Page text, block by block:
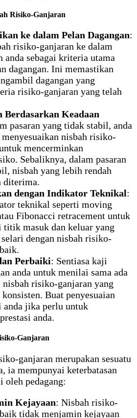
Risiko-Ganjaran
ke dalam Pelan Dagangan:
risiko-ganjaran ke dalam
anda sebagai kriteria utama
dagangan. Ini memastikan
dagangan yang
risiko-ganjaran yang telah
Berdasarkan Keadaan
pasaran yang tidak stabil, anda
nisbah risiko-
mencerminkan
Sebaliknya, dalam pasaran
nisbah yang lebih rendah
diterima.
dengan Indikator Teknikal:
teknikal seperti moving
Fibonacci retracement untuk
titik masuk dan keluar yang
dengan nisbah risiko-
Perbaiki: Sentiasa kaji
anda untuk menilai sama ada
nisbah risiko-ganjaran yang
Buat penyesuaian
anda jika perlu untuk
anda.
Ganjaran
ganjaran merupakan sesuatu
ia mempunyai keterbatasan
oleh pedagang:
Kejayaan: Nisbah risiko-
tidak menjamin kejayaan